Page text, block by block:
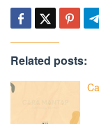
Related posts: